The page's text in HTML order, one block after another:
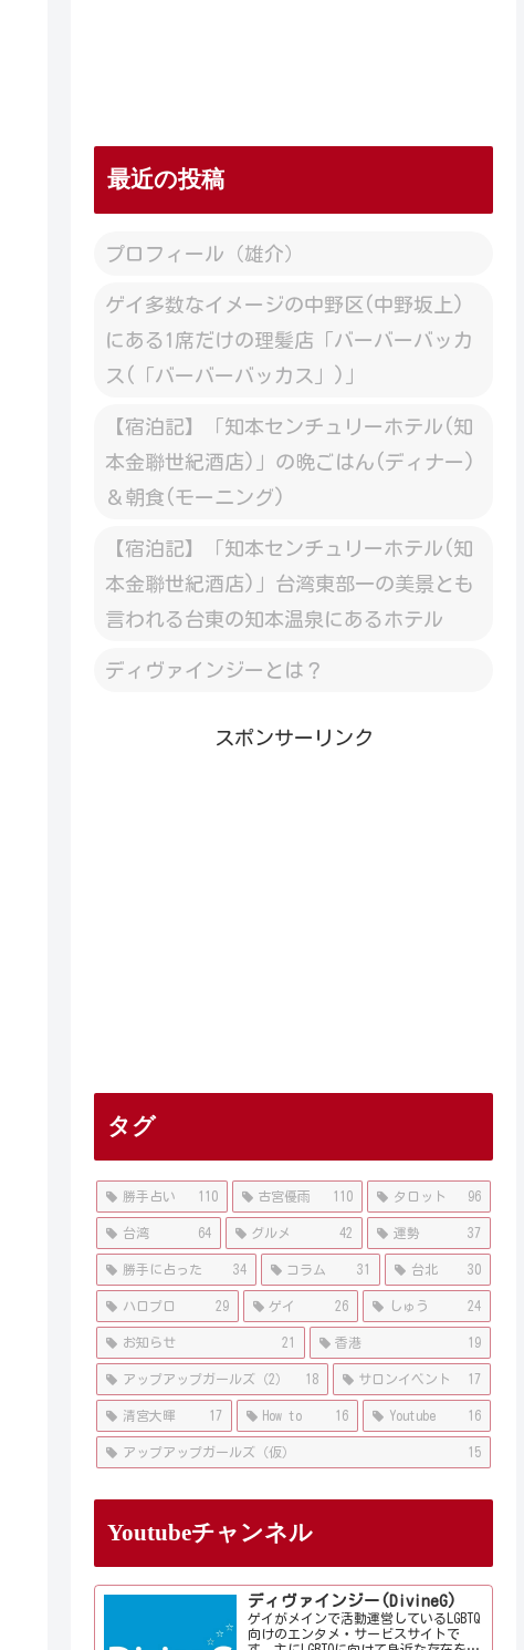
最近の投稿
プロフィール（雄介）
ゲイ多数なイメージの中野区(中野坂上)
にある1席だけの理髪店「バーバーバッカ
ス(「バーバーバッカス」)」
【宿泊記】「知本センチュリーホテル(知
本金聯世紀酒店)」の晩ごはん(ディナー)
＆朝食(モーニング)
【宿泊記】「知本センチュリーホテル(知
本金聯世紀酒店)」台湾東部一の美景とも
言われる台東の知本温泉にあるホテル
ディヴァインジーとは？
スポンサーリンク
タグ
勝手占い 110 古宮優雨 110 タロット 96
台湾 64 グルメ 42 運勢 37
勝手に占った 34 コラム 31 台北 30
ハロプロ 29 ゲイ 26 しゅう 24
お知らせ 21 香港 19
アップアップガールズ（2） 18 サロンイベント 17
清宮大暉 17 How to 16 Youtube 16
アップアップガールズ（仮） 15
Youtubeチャンネル
ディヴァインジー(DivineG)
ゲイがメインで活動運営しているLGBTQ
向けのエンタメ・サービスサイトで